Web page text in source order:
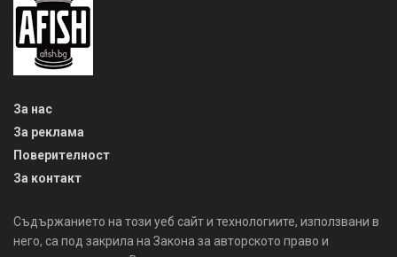
За нас
За реклама
Поверителност
За контакт
Съдържанието на този уеб сайт и технологиите, използвани в
него, са под закрила на Закона за авторското право и